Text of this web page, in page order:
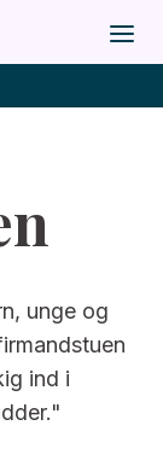
unge og
ind i